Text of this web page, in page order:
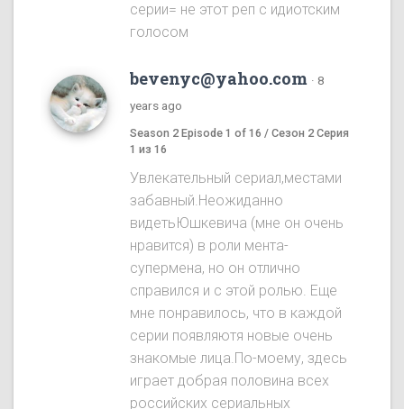
серии= не этот реп с идиотским
голосом
bevenyc@yahoo.com · 8
years ago
Season 2 Episode 1 of 16 / Сезон 2 Серия
1 из 16
Увлекательный сериал,местами
забавный.Неожиданно
видетьЮшкевича (мне он очень
нравится) в роли мента-
супермена, но он отлично
справился и с этой ролью. Еще
мне понравилось, что в каждой
серии появляютя новые очень
знакомые лица.По-моему, здесь
играет добрая половина всех
российских сериальных